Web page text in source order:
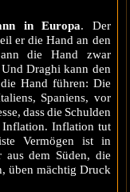
in Europa. Der
er die Hand an den
die Hand zwar
Draghi kann den
Hand führen: Die
Spaniens, vor
dass die Schulden
Inflation. Inflation tut
Vermögen ist in
aus dem Süden, die
üben mächtig Druck